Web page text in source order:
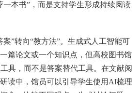
一本书”，而是支持学生形成持续阅读
案”转向“教方法”。生成式人工智能可
篇论文或一个知识点，但高校图书馆
具，而不是答案替代工具。在文献阅
读中，馆员可以引导学生使用AI梳理